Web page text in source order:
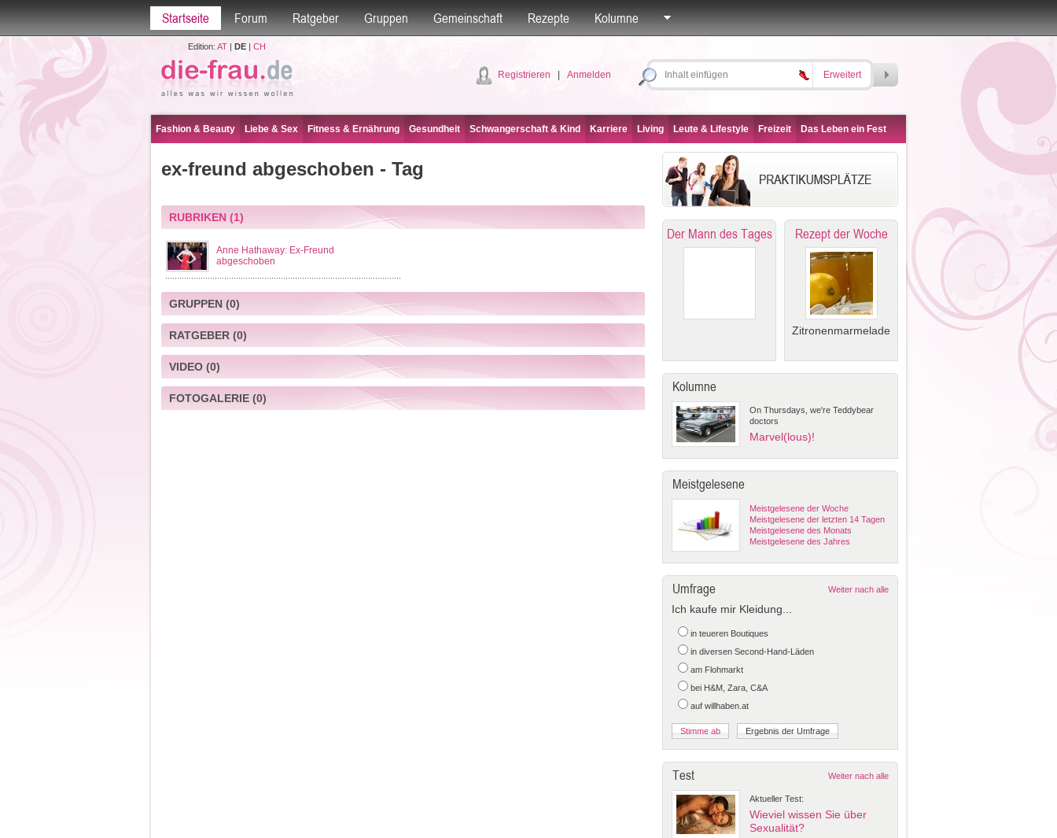
Startseite Forum Ratgeber Gruppen Gemeinschaft Rezepte Kolumne
Edition: AT| DE| CH
Registrieren Anmelden Erweitert
Fashion & Beauty Liebe & Sex Fitness & Ernährung Gesundheit Schwangerschaft & Kind Karriere Living Leute & Lifestyle Freizeit Das Leben ein Fest
ex-freund abgeschoben - Tag
RUBRIKEN(1)
Anne Hathaway: Ex-Freund
abgeschoben
GRUPPEN(0)
RATGEBER(0)
VIDEO(0)
FOTOGALERIE(0)
Der Mann des Tages Rezept der Woche
Zitronenmarmelade
Kolumne
On Thursdays, we're Teddybear
doctors
Marvel(lous)!
Meistgelesene
Meistgelesene der Woche
Meistgelesene der letzten 14 Tagen
Meistgelesene des Monats
Meistgelesene des Jahres
Umfrage Weiter nach alle
Ich kaufe mir Kleidung...
in teueren Boutiques
in diversen Second-Hand-Läden
am Flohmarkt
bei H&M, Zara, C&A
auf willhaben.at
Test Weiter nach alle
Aktueller Test:
Wieviel wissen Sie über
Sexualität?